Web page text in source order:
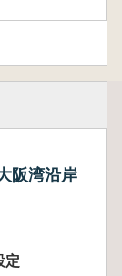
阪湾沿岸
定